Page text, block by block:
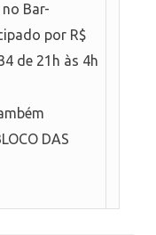
Bar-
por R$
de 21h às 4h
DAS